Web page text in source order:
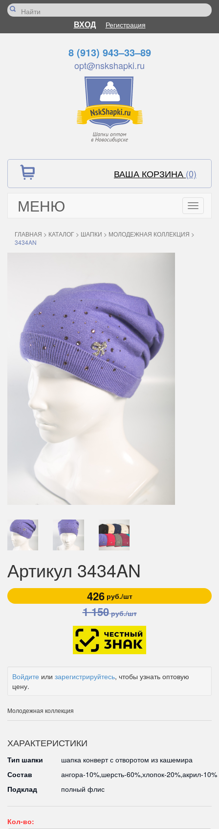
ВХОД Регистрация
8 (913) 943–33–89
opt@nskshapki.ru
ВАША КОРЗИНА (0)
МЕНЮ
Toggle
ГЛАВНАЯ > КАТАЛОГ > ШАПКИ > МОЛОДЕЖНАЯ КОЛЛЕКЦИЯ >
3434AN
Артикул 3434AN
426руб./шт
1 150руб./шт
Войдите или зарегистрируйтесь, чтобы узнать оптовую
цену.
Молодежная коллекция
ХАРАКТЕРИСТИКИ
Тип шапки
шапка конверт с отворотом из кашемира
Состав
ангора-10%,шерсть-60%,хлопок-20%,акрил-10%
Подклад
полный флис
Кол-во: